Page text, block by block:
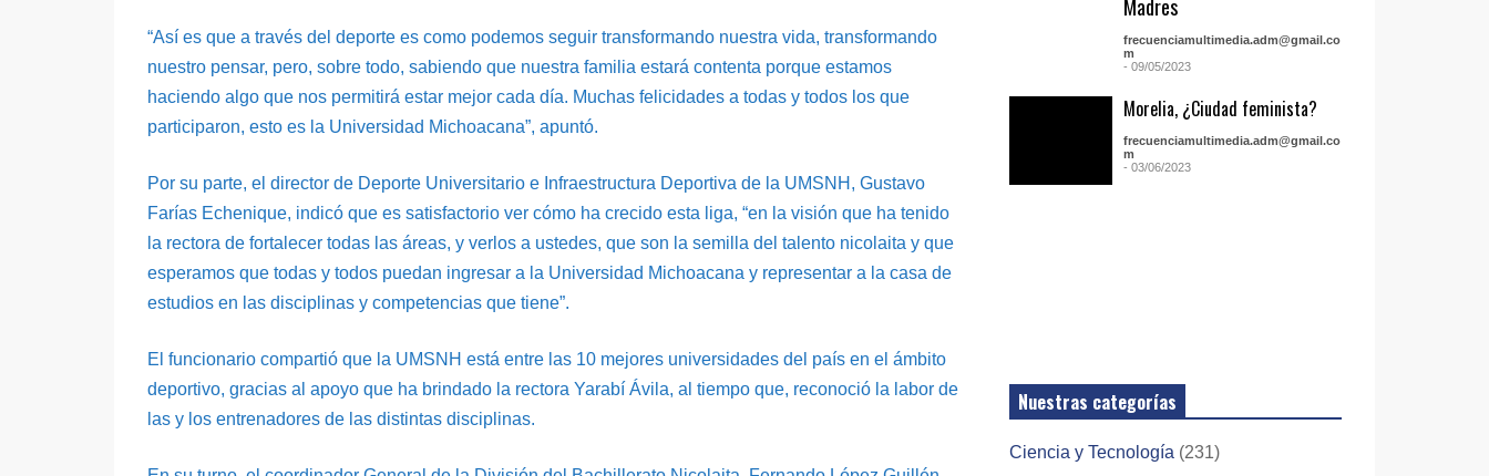
“Así es que a través del deporte es como podemos seguir transformando nuestra vida, transformando
nuestro pensar, pero, sobre todo, sabiendo que nuestra familia estará contenta porque estamos
haciendo algo que nos permitirá estar mejor cada día. Muchas felicidades a todas y todos los que
participaron, esto es la Universidad Michoacana”, apuntó.
Por su parte, el director de Deporte Universitario e Infraestructura Deportiva de la UMSNH, Gustavo
Farías Echenique, indicó que es satisfactorio ver cómo ha crecido esta liga, “en la visión que ha tenido
la rectora de fortalecer todas las áreas, y verlos a ustedes, que son la semilla del talento nicolaita y que
esperamos que todas y todos puedan ingresar a la Universidad Michoacana y representar a la casa de
estudios en las disciplinas y competencias que tiene”.
El funcionario compartió que la UMSNH está entre las 10 mejores universidades del país en el ámbito
deportivo, gracias al apoyo que ha brindado la rectora Yarabí Ávila, al tiempo que, reconoció la labor de
las y los entrenadores de las distintas disciplinas.
Madres
frecuenciamultimedia.adm@gmail.co
m
- 09/05/2023
Morelia, ¿Ciudad feminista?
frecuenciamultimedia.adm@gmail.co
m
- 03/06/2023
Nuestras categorías
Ciencia y Tecnología (231)